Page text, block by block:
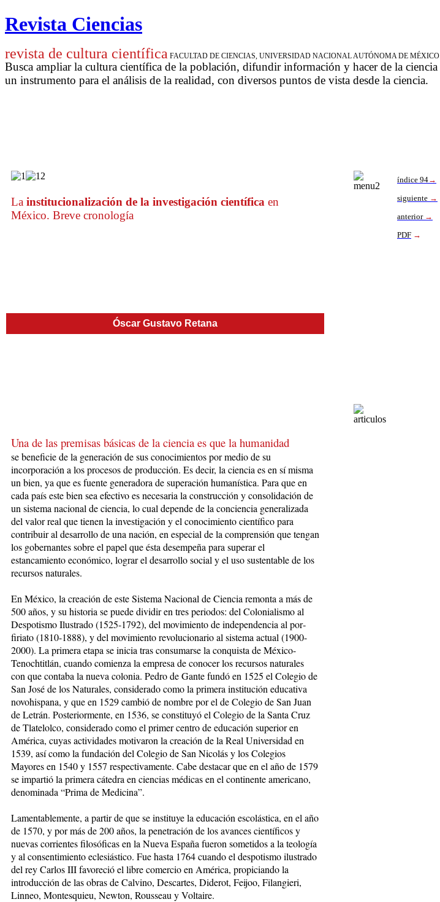
Revista Ciencias
revista de cultura científica FACULTAD DE CIENCIAS, UNIVERSIDAD NACIONAL AUTÓNOMA DE MÉXICO
Busca ampliar la cultura científica de la población, difundir información y hacer de la ciencia
un instrumento para el análisis de la realidad, con diversos puntos de vista desde la ciencia.
La institucionalización de la investigación científica en
México. Breve cronología
índice 94→
siguiente →
anterior →
PDF →
Óscar Gustavo Retana
Una de las premisas básicas de la ciencia es que la huma­ni­dad
se beneficiede la generación de sus conocimientos por medio de su
incorporación a los procesos de producción. Es decir, la ciencia es en sí misma
un bien, ya que es fuente generadora de superación humanística. Para que en
cada país este bien sea efectivo es necesaria la cons­truc­ción y consolidación de
un sistema nacional de ciencia, lo cual depende de la conciencia generalizada
del va­lor real que tienen la investigación y el conocimiento cien­­tí­fi­co para
contribuir al desarrollo de una nación, en especial de la comprensión que tengan
los gobernantes sobre el pa­pel que ésta desempeña para superar el
estancamiento eco­nómico, lograr el desarrollo social y el uso sustentable de los
re­cursos naturales.
En México, la creación de este Sistema Nacional de Cien­cia remonta a más de
500 años, y su historia se puede di­vi­dir en tres periodos: del Colonialismo al
Despotismo Ilus­trado (1525-1792), del movimiento de independen­cia al por­
firiato (1810-1888), y del movimiento revolucionario al sistema actual (1900-
2000). La primera etapa se inicia tras consumarse la conquista de México-
Tenochtitlán, cuan­do comienza la empresa de conocer los recursos natu­ra­les
con que contaba la nueva colonia. Pedro de Gante fun­dó en 1525 el Colegio de
San José de los Naturales, conside­ra­do como la primera institución educativa
novohispana, y que en 1529 cambió de nombre por el de Colegio de San Juan
de Letrán. Posteriormente, en 1536, se constituyó el Co­le­gio de la Santa Cruz
de Tlatelolco, considerado como el pri­mer centro de educación superior en
América, cuyas ac­ti­vidades motivaron la creación de la Real Universidad en
1539, así como la fundación del Colegio de San Nicolás y los Colegios
Mayores en 1540 y 1557 respectivamente. Cabe destacar que en el año de 1579
se impartió la primera cá­te­dra en ciencias médicas en el continente americano,
deno­minada “Prima de Medicina”.
Lamentablemente, a partir de que se instituye la edu­ca­ción escolástica, en el año
de 1570, y por más de 200 años, la penetración de los avances científicos y
nuevas co­rrien­tes filosóficas en la Nueva España fueron sometidos a la teo­logía
y al consentimiento eclesiástico. Fue hasta 1764 cuando el despotismo ilustrado
del rey Carlos III favoreció el libre comercio en América, propiciando la
introduc­ción de las obras de Calvino, Descartes, Diderot, Feijoo, Filan­gie­ri,
Linneo, Montesquieu, Newton, Rousseau y Voltaire.